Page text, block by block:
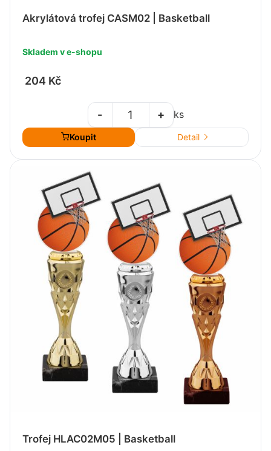
Akrylátová trofej CASM02 | Basketball
Skladem v e-shopu
204 Kč
+
- ks
Koupit Detail
Trofej HLAC02M05 | Basketball